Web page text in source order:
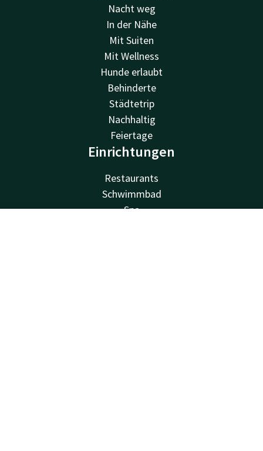
Nacht weg
In der Nähe
Mit Suiten
Mit Wellness
Hunde erlaubt
Behinderte
Städtetrip
Nachhaltig
Feiertage
Einrichtungen
Restaurants
Schwimmbad
Spa